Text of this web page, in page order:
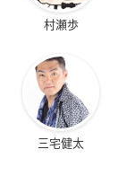
村瀬歩
三宅健太